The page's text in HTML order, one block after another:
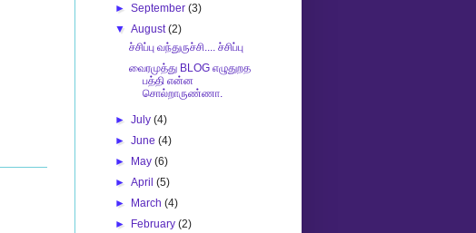
►September(3)
▼August(2)
ச்சிப்பு வந்துருச்சி.... ச்சிப்பு
வைரமுத்து BLOG எழுதுறத
பத்தி என்ன
சொல்றாருண்ணா.
►July(4)
►June(4)
► May(6)
►April(5)
► March(4)
► February(2)